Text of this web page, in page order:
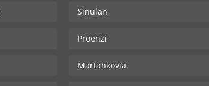
Sinulan
Proenzi
Marťankovia